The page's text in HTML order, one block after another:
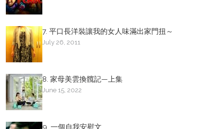
7. 平口長洋裝讓我的女人味滿出家門扭～
July 26, 2011
8. 家母美雲換髖記—上集
June 15, 2022
9. 一個自我安慰文